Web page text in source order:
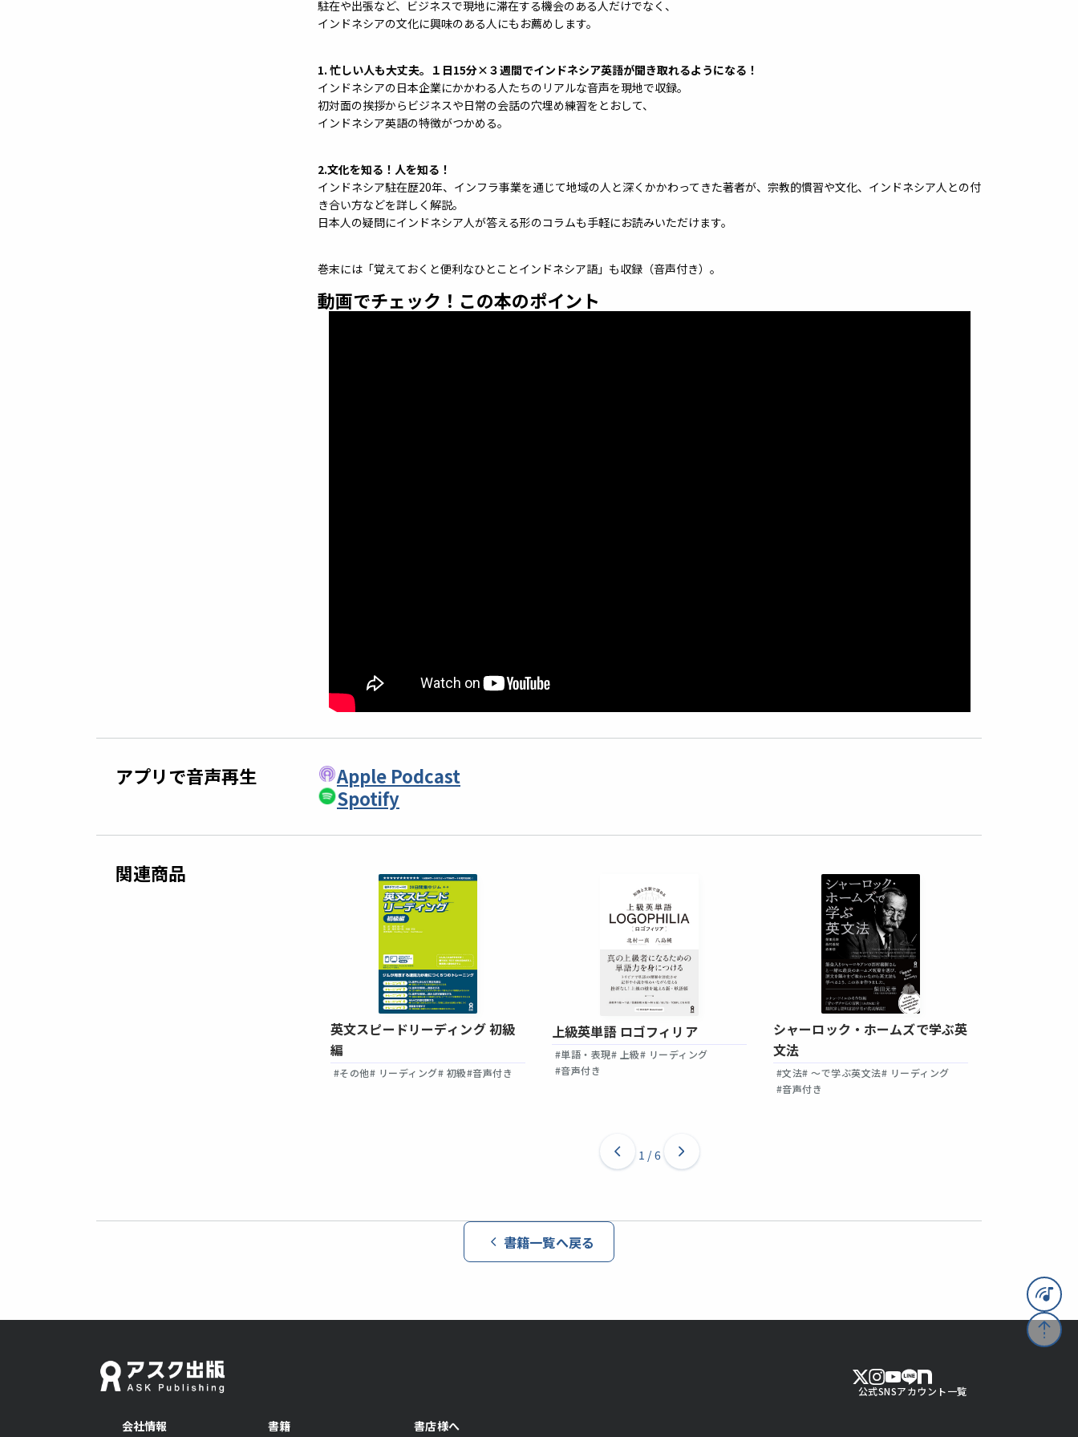
駐在や出張など、ビジネスで現地に滞在する機会のある人だけでなく、
インドネシアの文化に興味のある人にもお薦めします。
1. 忙しい人も大丈夫。１日15分×３週間でインドネシア英語が聞き取れるようになる！
インドネシアの日本企業にかかわる人たちのリアルな音声を現地で収録。
初対面の挨拶からビジネスや日常の会話の穴埋め練習をとおして、
インドネシア英語の特徴がつかめる。
2.文化を知る！人を知る！
インドネシア駐在歴20年、インフラ事業を通じて地域の人と深くかかわってきた著者が、宗教的慣習や文化、インドネシア人との付
き合い方などを詳しく解説。
日本人の疑問にインドネシア人が答える形のコラムも手軽にお読みいただけます。
巻末には「覚えておくと便利なひとことインドネシア語」も収録（音声付き）。
動画でチェック！この本のポイント
アプリで音声再生
Apple Podcast
Spotify
関連商品
英文スピードリーディング 初級
編
#その他# リーディング# 初級#音声付き
上級英単語 ロゴフィリア
#単語・表現# 上級# リーディング
#音声付き
シャーロック・ホームズで学ぶ英
文法
#文法# ～で学ぶ英文法# リーディング
#音声付き
1 /6
書籍一覧へ戻る
会社情報 書籍 書店様へ
公式SNSアカウント一覧